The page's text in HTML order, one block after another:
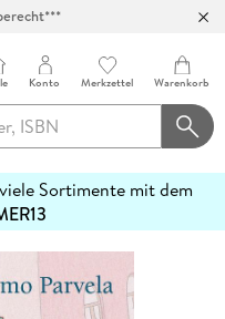
Konto Merkzettel Warenkorb
Sortimente mit dem